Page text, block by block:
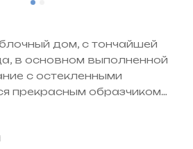
дом, с тончайшей
в основном выполненной
с остекленными
прекрасным образчиком
Вы можете сами
дома.